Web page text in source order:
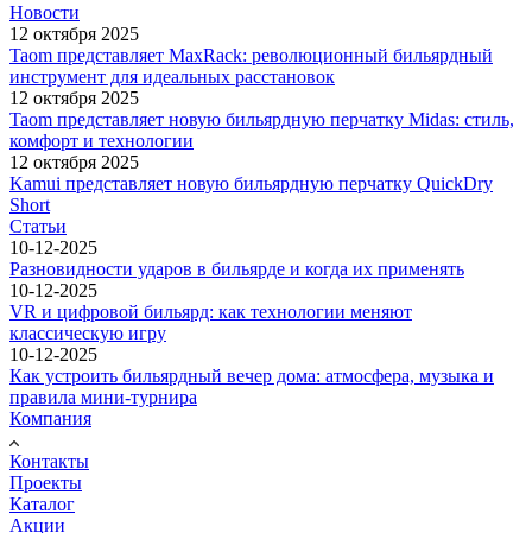
Новости
12 октября 2025
Taom представляет MaxRack: революционный бильярдный
инструмент для идеальных расстановок
12 октября 2025
Taom представляет новую бильярдную перчатку Midas: стиль,
комфорт и технологии
12 октября 2025
Kamui представляет новую бильярдную перчатку QuickDry
Short
Статьи
10-12-2025
Разновидности ударов в бильярде и когда их применять
10-12-2025
VR и цифровой бильярд: как технологии меняют
классическую игру
10-12-2025
Как устроить бильярдный вечер дома: атмосфера, музыка и
правила мини-турнира
Компания
Контакты
Проекты
Каталог
Акции